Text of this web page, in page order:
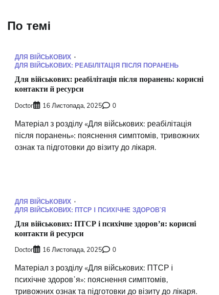
По темі
ДЛЯ ВІЙСЬКОВИХ
ДЛЯ ВІЙСЬКОВИХ: РЕАБІЛІТАЦІЯ ПІСЛЯ ПОРАНЕНЬ
Для військових: реабілітація після поранень: корисні
контакти й ресурси
Doctor 16 Листопада, 2025 0
Матеріал з розділу «Для військових: реабілітація
після поранень»: пояснення симптомів, тривожних
ознак та підготовки до візиту до лікаря.
ДЛЯ ВІЙСЬКОВИХ
ДЛЯ ВІЙСЬКОВИХ: ПТСР І ПСИХІЧНЕ ЗДОРОВʼЯ
Для військових: ПТСР і психічне здоровʼя: корисні
контакти й ресурси
Doctor 16 Листопада, 2025 0
Матеріал з розділу «Для військових: ПТСР і
психічне здоровʼя»: пояснення симптомів,
тривожних ознак та підготовки до візиту до лікаря.